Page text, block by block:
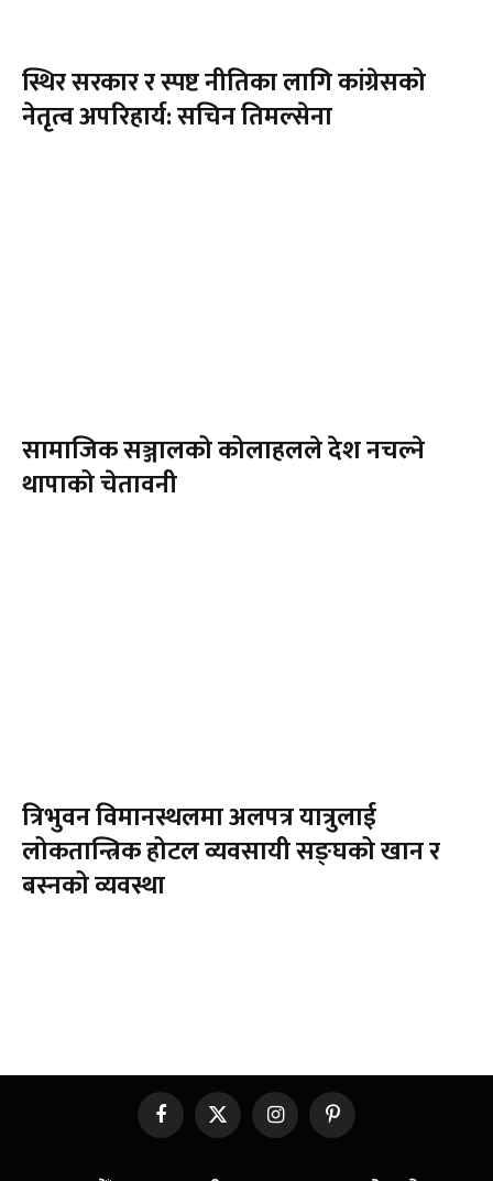
स्थिर सरकार र स्पष्ट नीतिका लागि कांग्रेसको
नेतृत्व अपरिहार्य: सचिन तिमल्सेना
सामाजिक सञ्जालको कोलाहलले देश नचल्ने
थापाको चेतावनी
त्रिभुवन विमानस्थलमा अलपत्र यात्रुलाई
लोकतान्त्रिक होटल व्यवसायी सङ्घको खान र
बस्नको व्यवस्था
Facebook
X
(Twitter)
InstagramPinterest